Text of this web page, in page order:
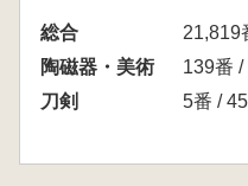
総合
21,819
陶磁器・美術
139番
刀剣
5番 /